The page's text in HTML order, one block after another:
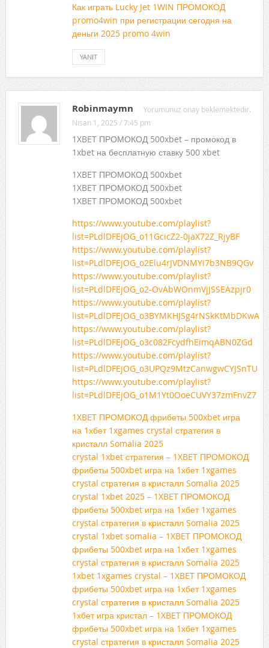
Как играть Lucky Jet 1WIN ПРОМОКОД
promo4win при регистрации сегодня на
деньги 2025 promo 4win
YANIT
Yorumunuz onay beklemektedir.
Robinmaymn
Nisan 1, 2025 / 7:45 pm
1XBET ПРОМОКОД 500xbet – промокод в
1xbet на бесплатную ставку 500 xbet
1XBET ПРОМОКОД 500xbet
1XBET ПРОМОКОД 500xbet
1XBET ПРОМОКОД 500xbet
https://www.youtube.com/playlist?
list=PLdlDFEjOG_o11GcicZ2-0jaX72Z_RjyBF
https://www.youtube.com/playlist?
list=PLdlDFEjOG_o2Elu4rJVDNMYi7b3NB9QGv
https://www.youtube.com/playlist?
list=PLdlDFEjOG_o2-OvAbWOnmVjJSSEAzpjr0
https://www.youtube.com/playlist?
list=PLdlDFEjOG_o3BYMKHJSg4rNSkKtMbDKwA
https://www.youtube.com/playlist?
list=PLdlDFEjOG_o3c082FcydfhEimqABN0ZGd
https://www.youtube.com/playlist?
list=PLdlDFEjOG_o3UPQz9MtzCanwgwCYJSnTU
https://www.youtube.com/playlist?
list=PLdlDFEjOG_o1M1Yt0OoeCUVY37zmFnvZ7
1XBET ПРОМОКОД фрибеты 500xbet игра
на 1хбет 1xgames crystal стратегия в
кристалл Somalia 2025
crystal 1xbet стратегия – 1XBET ПРОМОКОД
фрибеты 500xbet игра на 1хбет 1xgames
crystal стратегия в кристалл Somalia 2025
crystal 1xbet 2025 – 1XBET ПРОМОКОД
фрибеты 500xbet игра на 1хбет 1xgames
crystal стратегия в кристалл Somalia 2025
crystal 1xbet somalia – 1XBET ПРОМОКОД
фрибеты 500xbet игра на 1хбет 1xgames
crystal стратегия в кристалл Somalia 2025
1xbet 1xgames crystal – 1XBET ПРОМОКОД
фрибеты 500xbet игра на 1хбет 1xgames
crystal стратегия в кристалл Somalia 2025
1хбет игра кристал – 1XBET ПРОМОКОД
фрибеты 500xbet игра на 1хбет 1xgames
crystal стратегия в кристалл Somalia 2025